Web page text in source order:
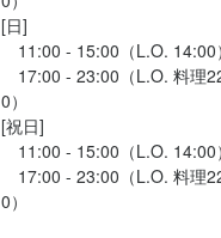
[日]
11:00 - 15:00（L.O. 14:00）
17:00 - 23:00（L.O. 料理
0）
[祝日]
11:00 - 15:00（L.O. 14:00）
17:00 - 23:00（L.O. 料理
0）